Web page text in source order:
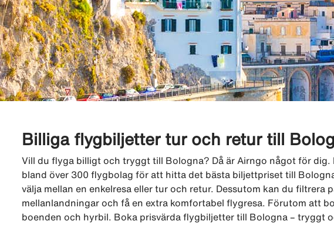
Billiga flygbiljetter tur och retur till
Vill du flyga billigt och tryggt till Bologna? Då är Airngo något för dig.
bland över 300 flygbolag för att hitta det bästa biljettpriset till
välja mellan en enkelresa eller tur och retur. Dessutom kan du filtrera
mellanlandningar och få en extra komfortabel flygresa. Förutom att
boenden och hyrbil. Boka prisvärda flygbiljetter till Bologna – tryggt